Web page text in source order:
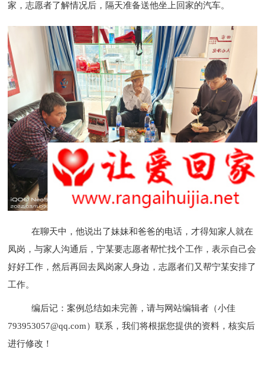
家，志愿者了解情况后，隔天准备送他坐上回家的汽车。
在聊天中，他说出了妹妹和爸爸的电话，才得知家人就在
凤岗，与家人沟通后，宁某要志愿者帮忙找个工作，表示自己会
好好工作，然后再回去凤岗家人身边，志愿者们又帮宁某安排了
工作。
编后记：案例总结如未完善，请与网站编辑者（小佳
793953057@qq.com）联系，我们将根据您提供的资料，核实后
进行修改！